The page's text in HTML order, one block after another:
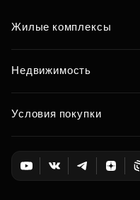
Жилые комплексы
Недвижимость
Условия покупки